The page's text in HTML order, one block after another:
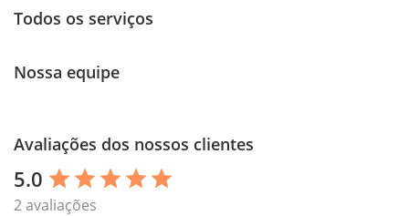
Todos os serviços
Nossa equipe
Avaliações dos nossos clientes
5.0 star star star star star
2 avaliações